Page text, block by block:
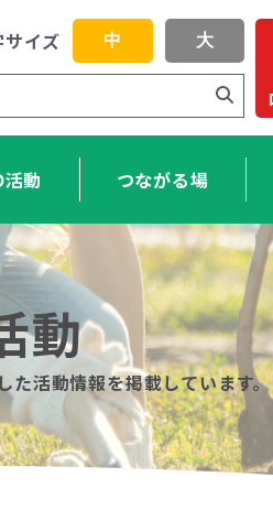
イズ 中 大
動 つながる場
動
た活動情報を掲載しています。